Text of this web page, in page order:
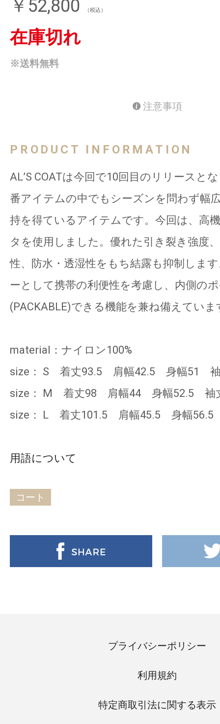
￥52,800 （税込）
在庫切れ
※送料無料
注意事項
PRODUCT INFORMATION
AL’S COATは今回で10回目のリリースと
番アイテムの中でもシーズンを問わず幅
持を得ているアイテムです。今回は、高
タを使用しました。優れた引き裂き強度
性、防水・透湿性をもち結露も抑制しま
ーとして携帯の利便性を考慮し、内側の
(PACKABLE)できる機能を兼ね備えていま
material：ナイロン100%
size： S 着丈93.5 肩幅42.5 身幅51 袖
size： M 着丈98 肩幅44 身幅52.5 袖
size： L 着丈101.5 肩幅45.5 身幅56.5
用語について
コート
プライバシーポリシー
利用規約
特定商取引法に関する表示